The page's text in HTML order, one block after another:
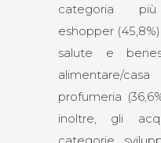
categoria
eshopper
salute e
alimentare/
profumeria
inoltre, gli
categorie